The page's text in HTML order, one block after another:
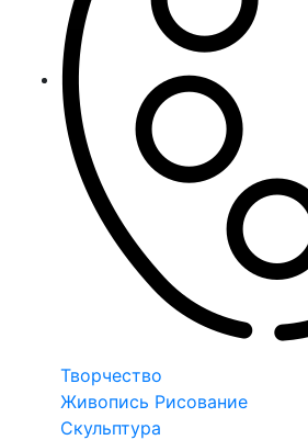
Творчество
Живопись Рисование
Скульптура